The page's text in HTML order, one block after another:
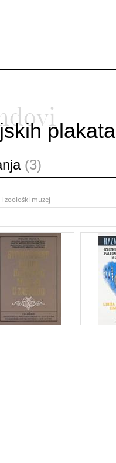
plakata
(3)
zoološki muzej